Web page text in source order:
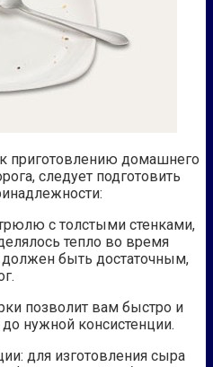
приготовлению домашнего
следует подготовить
с толстыми стенками,
тепло во время
быть достаточным,
позволит вам быстро и
нужной консистенции.
для изготовления сыра